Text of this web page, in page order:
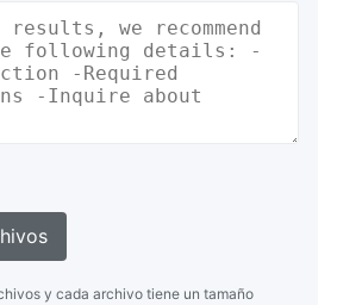
y cada archivo tiene un tamaño